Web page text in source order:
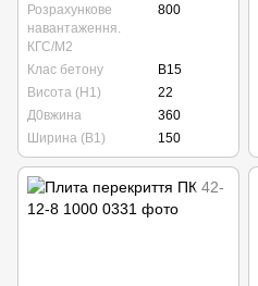
Розрахункове
навантаження.
КГС/М2
800
Клас бетону
B15
Висота (Н1)
22
Д0вжина
360
Ширина (В1)
150